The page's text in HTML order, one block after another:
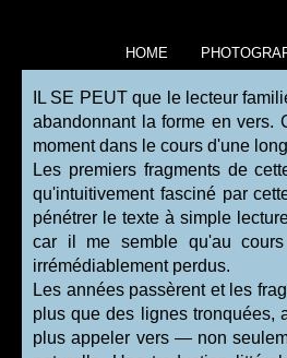
HOME
IL SE PEUT que le lecteur
abandonnant la forme en vers.
moment dans le cours d'une
Les premiers fragments de
qu'intuitivement fasciné par
pénétrer le texte à simple
car il me semble qu'au
irrémédiablement perdus.
Les années passèrent et les
plus que des lignes tronquées,
plus appeler vers — non